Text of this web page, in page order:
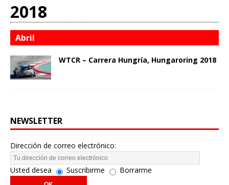
2018
Abril
WTCR – Carrera Hungría, Hungaroring 2018
NEWSLETTER
Dirección de correo electrónico:
Usted desea Suscribirme Borrarme